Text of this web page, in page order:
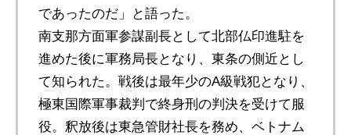
であったのだ」と語った。
南支那方面軍参謀副長として北部仏印進駐を
進めた後に軍務局長となり、東条の側近とし
て知られた。戦後は最年少のA級戦犯となり、
極東国際軍事裁判で終身刑の判決を受けて服
役。釈放後は東急管財社長を務め、ベトナム